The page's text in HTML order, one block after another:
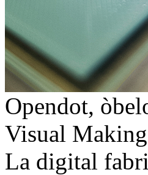
Opendot,
Visual
La digital